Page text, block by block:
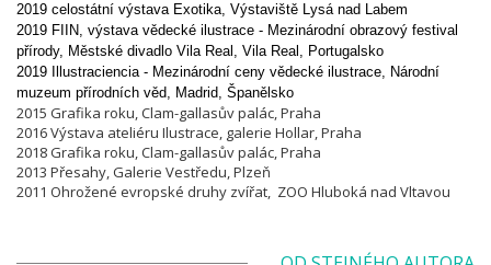
2019 celostátní výstava Exotika, Výstaviště Lysá nad Labem
2019 FIIN, výstava vědecké ilustrace - Mezinárodní obrazový festival
přírody, Městské divadlo Vila Real, Vila Real, Portugalsko
2019 Illustraciencia - Mezinárodní ceny vědecké ilustrace, Národní
muzeum přírodních věd, Madrid, Španělsko
2015 Grafika roku, Clam-gallasův palác, Praha
2016 Výstava ateliéru Ilustrace, galerie Hollar, Praha
2018 Grafika roku, Clam-gallasův palác, Praha
2013 Přesahy, Galerie Vestředu, Plzeň
2011 Ohrožené evropské druhy zvířat, ZOO Hluboká nad Vltavou